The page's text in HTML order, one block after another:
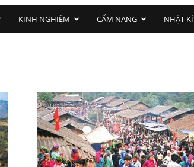
KINH NGHIỆM CẨM NANG NHẬT KÍ